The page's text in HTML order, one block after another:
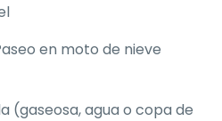
en moto de nieve
(gaseosa, agua o copa de